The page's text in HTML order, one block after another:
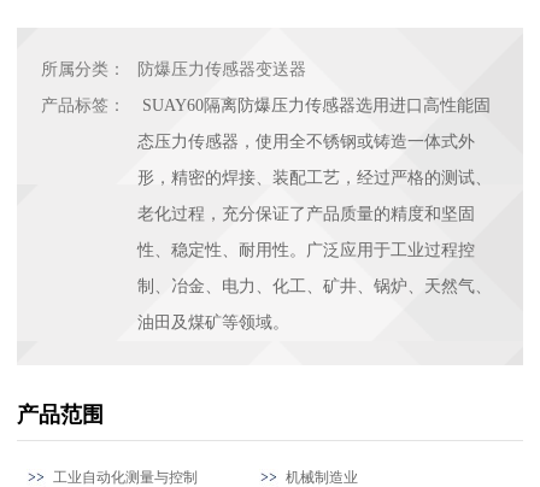
所属分类：
防爆压力传感器变送器
产品标签：
SUAY60隔离防爆压力传感器选用进口高性能固
态压力传感器，使用全不锈钢或铸造一体式外
形，精密的焊接、装配工艺，经过严格的测试、
老化过程，充分保证了产品质量的精度和坚固
性、稳定性、耐用性。广泛应用于工业过程控
制、冶金、电力、化工、矿井、锅炉、天然气、
油田及煤矿等领域。
产品范围
工业自动化测量与控制 机械制造业